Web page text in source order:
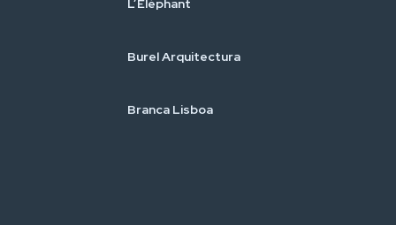
L’Éléphant
Burel Arquitectura
Branca Lisboa